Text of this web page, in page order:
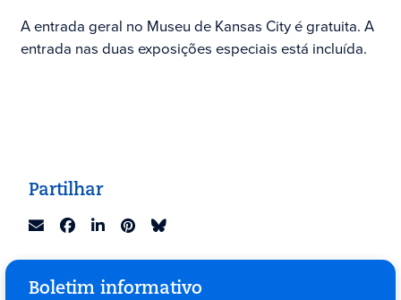
A entrada geral no Museu de Kansas City é gratuita. A
entrada nas duas exposições especiais está incluída.
Partilhar
Boletim informativo